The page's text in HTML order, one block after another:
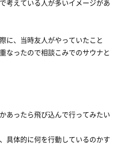
考えている人が多いイメージがあ
に、当時友人がやっていたこと
なったので相談こみでのサウナと
あったら飛び込んで行ってみたい
具体的に何を行動しているのかす